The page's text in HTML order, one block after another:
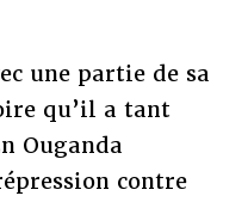
une partie de sa
qu’il a tant
Ouganda
contre